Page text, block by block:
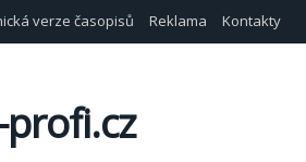
verze časopisů Reklama Kontakty